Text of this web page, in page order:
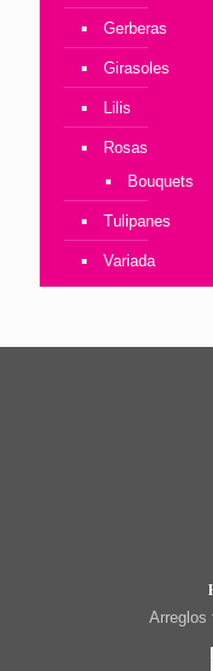
Gerberas
Girasoles
Lilis
Rosas
Bouquets
Tulipanes
Variada
Arreglos